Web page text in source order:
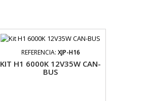
REFERENCIA: XJP-H16
KIT H1 6000K 12V35W CAN-
BUS